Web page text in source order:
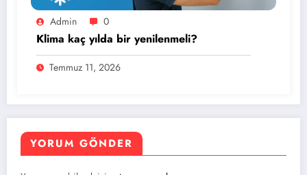
Admin 0
Klima kaç yılda bir yenilenmeli?
Temmuz 11, 2026
YORUM GÖNDER